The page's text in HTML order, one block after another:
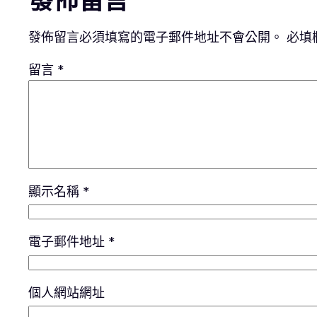
發佈留言必須填寫的電子郵件地址不會公開。 必填
留言 *
顯示名稱 *
電子郵件地址 *
個人網站網址